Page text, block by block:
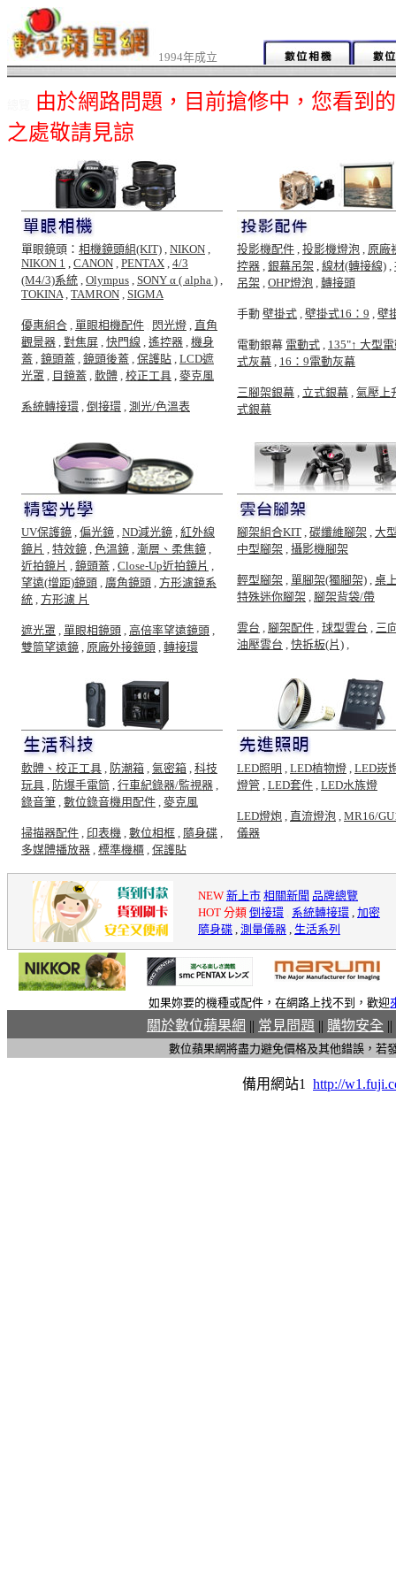
1994年成立
由於網路問題，目前搶修中，您看到
之處敬請見諒
單眼鏡頭： 相機鏡頭組(KIT) , NIKON ,
NIKON 1 , CANON , PENTAX , 4/3
(M4/3)系統 , Olympus , SONY α ( alpha ) ,
TOKINA, TAMRON , SIGMA
優惠組合 , 單眼相機配件 , 閃光燈 , 直角
觀景器 , 對焦屏 , 快門線 , 遙控器 , 機身
蓋 , 鏡頭蓋 , 鏡頭後蓋 , 保護貼 , LCD遮
光罩 , 目鏡蓋 , 軟體 , 校正工具 , 麥克風
系統轉接環 , 倒接環 , 測光/色溫表
投影機配件 , 投影機燈泡 , 原廠
控器 , 銀幕吊架 , 線材(轉接線) ,
吊架 , OHP燈泡 , 轉接頭
手動 壁掛式 , 壁掛式16：9 , 壁
電動銀幕 電動式 , 135"↑ 大型
式灰幕 , 16：9電動灰幕
三腳架銀幕 , 立式銀幕 , 氣壓上
式銀幕
UV保護鏡 , 偏光鏡 , ND減光鏡 , 紅外線
鏡片 , 特效鏡 , 色溫鏡 , 漸層、柔焦鏡 ,
近拍鏡片 , 鏡頭蓋 , Close-Up近拍鏡片 ,
望遠(增距)鏡頭 , 廣角鏡頭 , 方形濾鏡系
統 , 方形濾 片
遮光罩 , 單眼相鏡頭 , 高倍率望遠鏡頭 ,
雙筒望遠鏡 , 原廠外接鏡頭 , 轉接環
腳架組合KIT , 碳纖維腳架 , 大
中型腳架 , 攝影機腳架
輕型腳架 , 單腳架(獨腳架) , 桌
特殊迷你腳架 , 腳架背袋/帶
雲台 , 腳架配件 , 球型雲台 , 三
油壓雲台 , 快拆板(片) ,
軟體、校正工具 , 防潮箱 , 氣密箱 , 科技
玩具 , 防爆手電筒 , 行車紀錄器/監視器 ,
錄音筆 , 數位錄音機用配件 , 麥克風
掃描器配件 , 印表機 , 數位相框 , 隨身碟 ,
多媒體播放器 , 標準機櫃 , 保護貼
LED照明 , LED植物燈 , LED崁
燈管 , LED套件 , LED水族燈
LED燈炮 , 直流燈泡 , MR16/
儀器
NEW 新上市 相關新聞 品牌總覽
HOT 分類 倒接環 系統轉接環 , 加密
隨身碟 , 測量儀器 , 生活系列
如果妳要的機種或配件，在網路上找不到，歡迎
關於數位蘋果網 || 常見問題 || 購物安全 ||
數位蘋果網將盡力避免價格及其他錯誤，若
備用網站1 http://